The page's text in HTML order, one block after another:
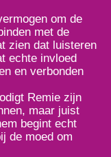
om de
met de
zien dat luisteren
echte invloed
en verbonden
Remie zijn
maar juist
begint echt
de moed om